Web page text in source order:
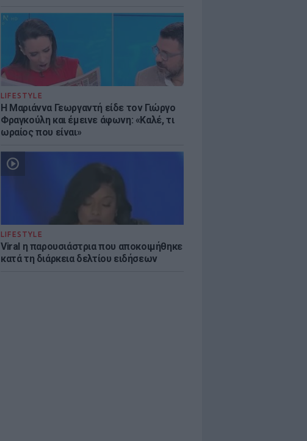
LIFESTYLE
Η Μαριάννα Γεωργαντή είδε τον Γιώργο
Φραγκούλη και έμεινε άφωνη: «Καλέ, τι
ωραίος που είναι»
LIFESTYLE
Viral η παρουσιάστρια που αποκοιμήθηκε
κατά τη διάρκεια δελτίου ειδήσεων